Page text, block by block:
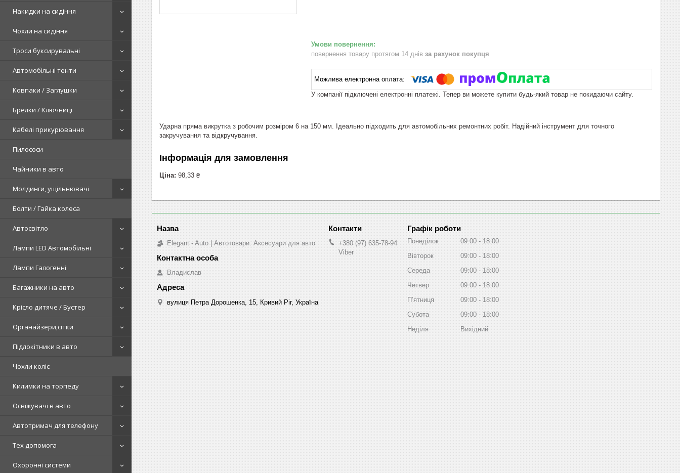
Накидки на сидіння
Чохли на сидіння
Троси буксирувальні
Автомобільні тенти
Ковпаки / Заглушки
Брелки / Ключниці
Кабелі прикурювання
Пилососи
Чайники в авто
Молдинги, ущільнювачі
Болти / Гайка колеса
Автосвітло
Лампи LED Автомобільні
Лампи Галогенні
Багажники на авто
Крісло дитяче / Бустер
Органайзери,сітки
Підлокітники в авто
Чохли коліс
Килимки на торпеду
Освіжувачі в авто
Автотримач для телефону
Тех допомога
Охоронні системи
повернення товару протягом 14 днів за рахунок покупця
У компанії підключені електронні платежі. Тепер ви можете купити будь-який товар не покидаючи сайту.
Ударна пряма викрутка з робочим розміром 6 на 150 мм. Ідеально підходить для автомобільних ремонтних робіт. Надійний інструмент для точного
закручування та відкручування.
Інформація для замовлення
Ціна: 98,33 ₴
Elegant - Auto | Автотовари. Аксесуари для авто
Владислав
вулиця Петра Дорошенка, 15, Кривий Ріг, Україна
+380 (97) 635-78-94
Viber
Графік роботи
Понеділок 09:00
18:00
Вівторок
09:00
18:00
Середа
09:00
18:00
Четвер
09:00
18:00
Пʼятниця
09:00
18:00
Субота
09:00
18:00
Неділя
Вихідний